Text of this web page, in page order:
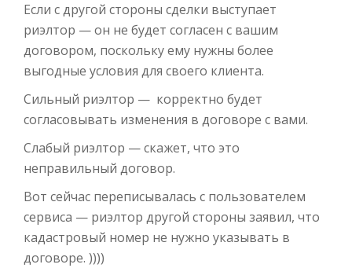
Если с другой стороны сделки выступает
риэлтор — он не будет согласен с вашим
договором, поскольку ему нужны более
выгодные условия для своего клиента.
Сильный риэлтор — корректно будет
согласовывать изменения в договоре с вами.
Слабый риэлтор — скажет, что это
неправильный договор.
Вот сейчас переписывалась с пользователем
сервиса — риэлтор другой стороны заявил, что
кадастровый номер не нужно указывать в
договоре. ))))